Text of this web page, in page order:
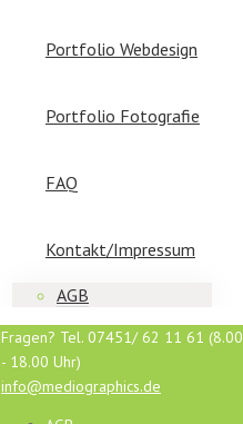
Portfolio Webdesign
Portfolio Fotografie
FAQ
Kontakt/Impressum
AGB
Fragen? Tel. 07451/ 62 11 61 (8.00
- 18.00 Uhr)
info@mediographics.de